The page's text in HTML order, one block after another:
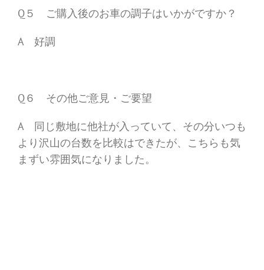
Q５ ご購入後のお車の調子はいかがですか？
A 好調
Q６ その他ご意見・ご要望
A 同じ敷地に他社が入っていて、その分いつも
より沢山の台数を比較はできたが、こちらも気
まずい雰囲気になりました。